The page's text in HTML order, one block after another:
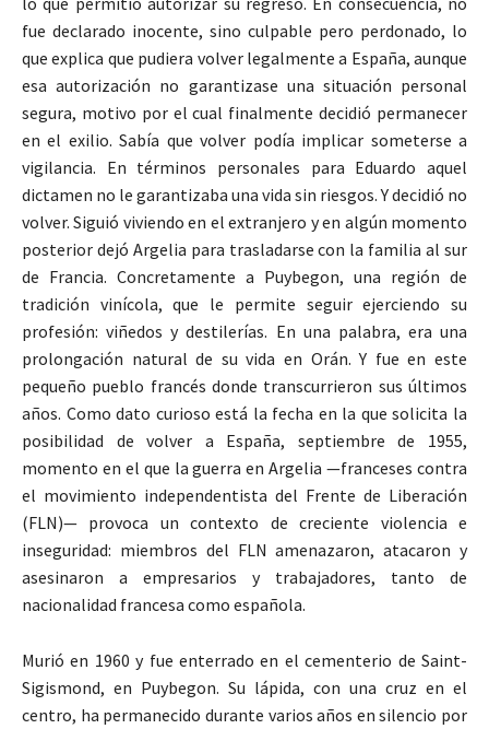
fue declarado inocente, sino culpable pero perdonado, lo
que explica que pudiera volver legalmente a España, aunque
esa autorización no garantizase una situación personal
segura, motivo por el cual finalmente decidió permanecer
en el exilio. Sabía que volver podía implicar someterse a
vigilancia. En términos personales para Eduardo aquel
dictamen no le garantizaba una vida sin riesgos. Y decidió no
volver. Siguió viviendo en el extranjero y en algún momento
posterior dejó Argelia para trasladarse con la familia al sur
de Francia. Concretamente a Puybegon, una región de
tradición vinícola, que le permite seguir ejerciendo su
profesión: viñedos y destilerías. En una palabra, era una
prolongación natural de su vida en Orán. Y fue en este
pequeño pueblo francés donde transcurrieron sus últimos
años. Como dato curioso está la fecha en la que solicita la
posibilidad de volver a España, septiembre de 1955,
momento en el que la guerra en Argelia —franceses contra
el movimiento independentista del Frente de Liberación
(FLN)— provoca un contexto de creciente violencia e
inseguridad: miembros del FLN amenazaron, atacaron y
asesinaron a empresarios y trabajadores, tanto de
nacionalidad francesa como española.
Murió en 1960 y fue enterrado en el cementerio de Saint-
Sigismond, en Puybegon. Su lápida, con una cruz en el
centro, ha permanecido durante varios años en silencio por